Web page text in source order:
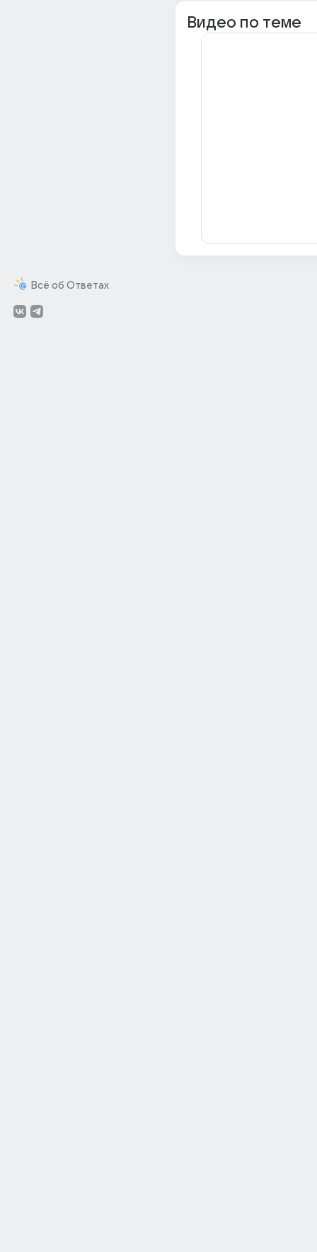
Всё об Ответах
Видео по теме